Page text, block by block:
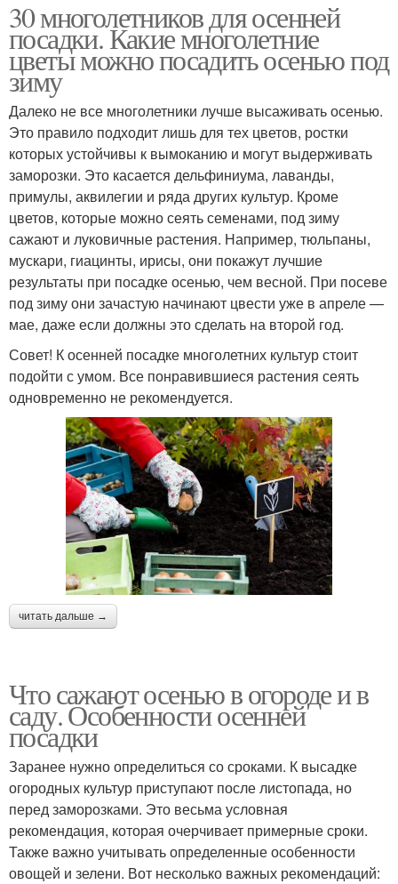
30 многолетников для осенней
посадки. Какие многолетние
цветы можно посадить осенью под
зиму
Далеко не все многолетники лучше высаживать осенью.
Это правило подходит лишь для тех цветов, ростки
которых устойчивы к вымоканию и могут выдерживать
заморозки. Это касается дельфиниума, лаванды,
примулы, аквилегии и ряда других культур. Кроме
цветов, которые можно сеять семенами, под зиму
сажают и луковичные растения. Например, тюльпаны,
мускари, гиацинты, ирисы, они покажут лучшие
результаты при посадке осенью, чем весной. При посеве
под зиму они зачастую начинают цвести уже в апреле —
мае, даже если должны это сделать на второй год.
Совет! К осенней посадке многолетних культур стоит
подойти с умом. Все понравившиеся растения сеять
одновременно не рекомендуется.
читать дальше →
Что сажают осенью в огороде и в
саду. Особенности осенней
посадки
Заранее нужно определиться со сроками. К высадке
огородных культур приступают после листопада, но
перед заморозками. Это весьма условная
рекомендация, которая очерчивает примерные сроки.
Также важно учитывать определенные особенности
овощей и зелени. Вот несколько важных рекомендаций: